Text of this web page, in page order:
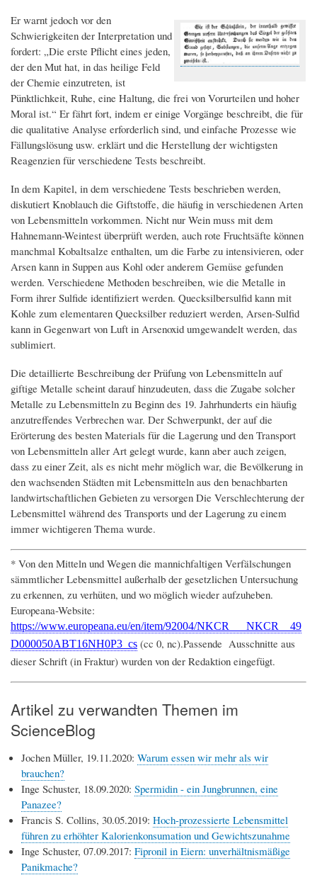
Er warnt jedoch vor den
Schwierigkeiten der Interpretation und
fordert: „Die erste Pflicht eines jeden,
der den Mut hat, in das heilige Feld
der Chemie einzutreten, ist
Pünktlichkeit, Ruhe, eine Haltung, die frei von Vorurteilen und hoher
Moral ist.“ Er fährt fort, indem er einige Vorgänge beschreibt, die für
die qualitative Analyse erforderlich sind, und einfache Prozesse wie
Fällungslösung usw. erklärt und die Herstellung der wichtigsten
Reagenzien für verschiedene Tests beschreibt.
In dem Kapitel, in dem verschiedene Tests beschrieben werden,
diskutiert Knoblauch die Giftstoffe, die häufig in verschiedenen Arten
von Lebensmitteln vorkommen. Nicht nur Wein muss mit dem
Hahnemann-Weintest überprüft werden, auch rote Fruchtsäfte können
manchmal Kobaltsalze enthalten, um die Farbe zu intensivieren, oder
Arsen kann in Suppen aus Kohl oder anderem Gemüse gefunden
werden. Verschiedene Methoden beschreiben, wie die Metalle in
Form ihrer Sulfide identifiziert werden. Quecksilbersulfid kann mit
Kohle zum elementaren Quecksilber reduziert werden, Arsen-Sulfid
kann in Gegenwart von Luft in Arsenoxid umgewandelt werden, das
sublimiert.
Die detaillierte Beschreibung der Prüfung von Lebensmitteln auf
giftige Metalle scheint darauf hinzudeuten, dass die Zugabe solcher
Metalle zu Lebensmitteln zu Beginn des 19. Jahrhunderts ein häufig
anzutreffendes Verbrechen war. Der Schwerpunkt, der auf die
Erörterung des besten Materials für die Lagerung und den Transport
von Lebensmitteln aller Art gelegt wurde, kann aber auch zeigen,
dass zu einer Zeit, als es nicht mehr möglich war, die Bevölkerung in
den wachsenden Städten mit Lebensmitteln aus den benachbarten
landwirtschaftlichen Gebieten zu versorgen Die Verschlechterung der
Lebensmittel während des Transports und der Lagerung zu einem
immer wichtigeren Thema wurde.
* Von den Mitteln und Wegen die mannichfaltigen Verfälschungen
sämmtlicher Lebensmittel außerhalb der gesetzlichen Untersuchung
zu erkennen, zu verhüten, und wo möglich wieder aufzuheben.
Europeana-Website:
https://www.europeana.eu/en/item/92004/NKCR___NKCR__49
D000050ABT16NH0P3_cs (cc 0, nc).Passende Ausschnitte aus
dieser Schrift (in Fraktur) wurden von der Redaktion eingefügt.
Artikel zu verwandten Themen im
ScienceBlog
Jochen Müller, 19.11.2020: Warum essen wir mehr als wir
brauchen?
Inge Schuster, 18.09.2020: Spermidin - ein Jungbrunnen, eine
Panazee?
Francis S. Collins, 30.05.2019: Hoch-prozessierte Lebensmittel
führen zu erhöhter Kalorienkonsumation und Gewichtszunahme
Inge Schuster, 07.09.2017: Fipronil in Eiern: unverhältnismäßige
Panikmache?